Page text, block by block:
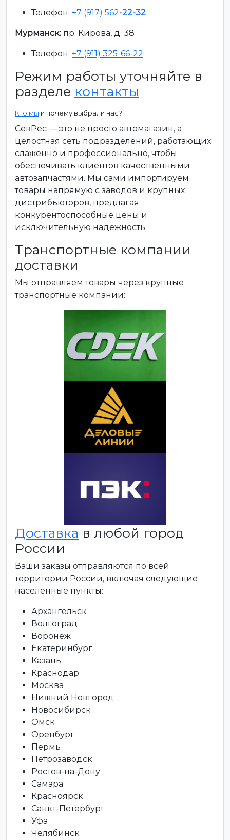
Телефон: +7 (917) 562-22-32
Мурманск: пр. Кирова, д. 38
Телефон: +7 (911) 325-66-22
Режим работы уточняйте в
разделе контакты
Кто мы и почему выбрали нас?
СевРес — это не просто автомагазин, а
целостная сеть подразделений, работающих
слаженно и профессионально, чтобы
обеспечивать клиентов качественными
автозапчастями. Мы сами импортируем
товары напрямую с заводов и крупных
дистрибьюторов, предлагая
конкурентоспособные цены и
исключительную надежность.
Транспортные компании
доставки
Мы отправляем товары через крупные
транспортные компании:
Доставка в любой город
России
Ваши заказы отправляются по всей
территории России, включая следующие
населенные пункты:
Архангельск
Волгоград
Воронеж
Екатеринбург
Казань
Краснодар
Москва
Нижний Новгород
Новосибирск
Омск
Оренбург
Пермь
Петрозаводск
Ростов-на-Дону
Самара
Красноярск
Санкт-Петербург
Уфа
Челябинск